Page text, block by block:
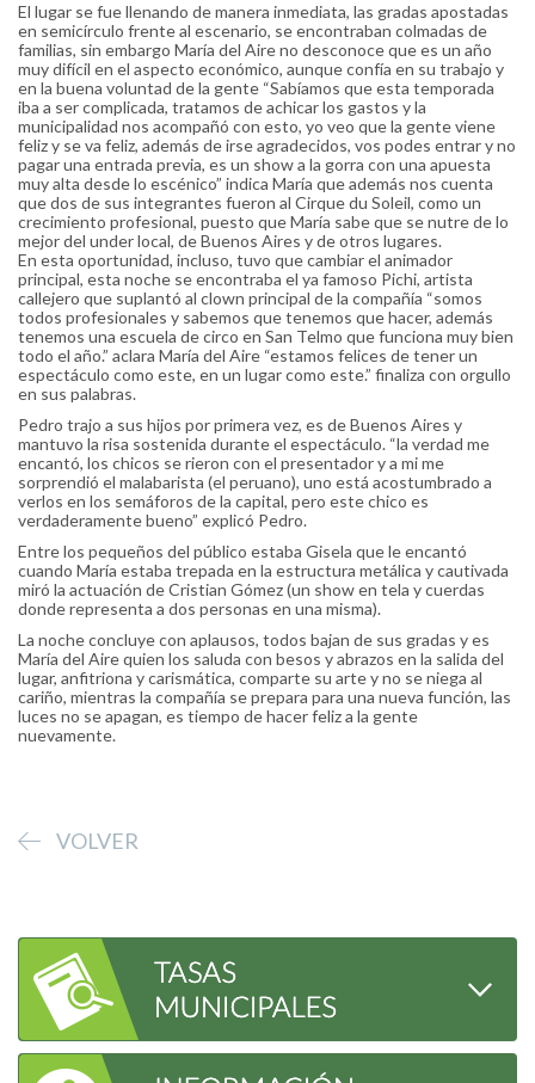
El lugar se fue llenando de manera inmediata, las gradas apostadas
en semicírculo frente al escenario, se encontraban colmadas de
familias, sin embargo María del Aire no desconoce que es un año
muy difícil en el aspecto económico, aunque confía en su trabajo y
en la buena voluntad de la gente “Sabíamos que esta temporada
iba a ser complicada, tratamos de achicar los gastos y la
municipalidad nos acompañó con esto, yo veo que la gente viene
feliz y se va feliz, además de irse agradecidos, vos podes entrar y no
pagar una entrada previa, es un show a la gorra con una apuesta
muy alta desde lo escénico” indica María que además nos cuenta
que dos de sus integrantes fueron al Cirque du Soleil, como un
crecimiento profesional, puesto que María sabe que se nutre de lo
mejor del under local, de Buenos Aires y de otros lugares.
En esta oportunidad, incluso, tuvo que cambiar el animador
principal, esta noche se encontraba el ya famoso Pichi, artista
callejero que suplantó al clown principal de la compañía “somos
todos profesionales y sabemos que tenemos que hacer, además
tenemos una escuela de circo en San Telmo que funciona muy bien
todo el año.” aclara María del Aire “estamos felices de tener un
espectáculo como este, en un lugar como este.” finaliza con orgullo
en sus palabras.
Pedro trajo a sus hijos por primera vez, es de Buenos Aires y
mantuvo la risa sostenida durante el espectáculo. “la verdad me
encantó, los chicos se rieron con el presentador y a mi me
sorprendió el malabarista (el peruano), uno está acostumbrado a
verlos en los semáforos de la capital, pero este chico es
verdaderamente bueno” explicó Pedro.
Entre los pequeños del público estaba Gisela que le encantó
cuando María estaba trepada en la estructura metálica y cautivada
miró la actuación de Cristian Gómez (un show en tela y cuerdas
donde representa a dos personas en una misma).
La noche concluye con aplausos, todos bajan de sus gradas y es
María del Aire quien los saluda con besos y abrazos en la salida del
lugar, anfitriona y carismática, comparte su arte y no se niega al
cariño, mientras la compañía se prepara para una nueva función, las
luces no se apagan, es tiempo de hacer feliz a la gente
nuevamente.
VOLVER